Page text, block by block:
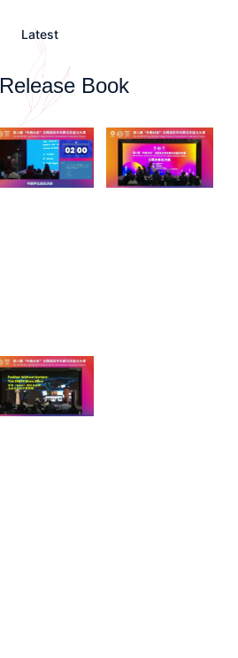
Latest
Book